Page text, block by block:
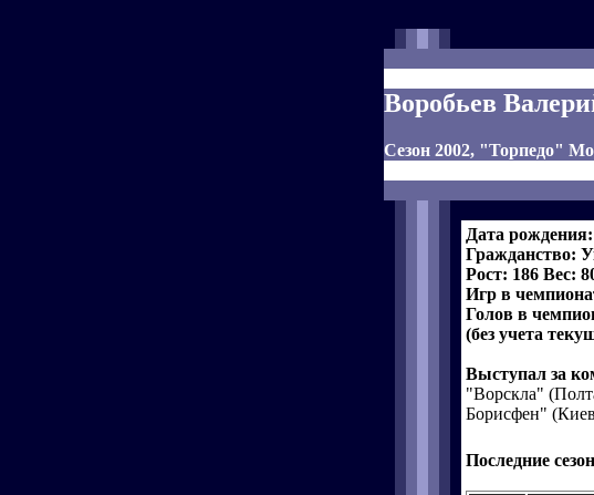
Воробьев
Сезон 2002, "Торпедо"
Дата рождения:
Гражданство:
Рост: 186 Вес:
Игр в
Голов в
(без учета
Выступал за
"Ворскла"
Борисфен"
Последние